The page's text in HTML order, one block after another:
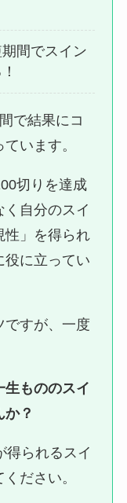
間でスイン
で結果にコ
います。
切りを達成
く自分のスイ
性」を得られ
役に立ってい
ですが、一度
生もののスイ
？
得られるスイ
ださい。